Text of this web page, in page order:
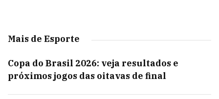
Mais de Esporte
Copa do Brasil 2026: veja resultados e
próximos jogos das oitavas de final